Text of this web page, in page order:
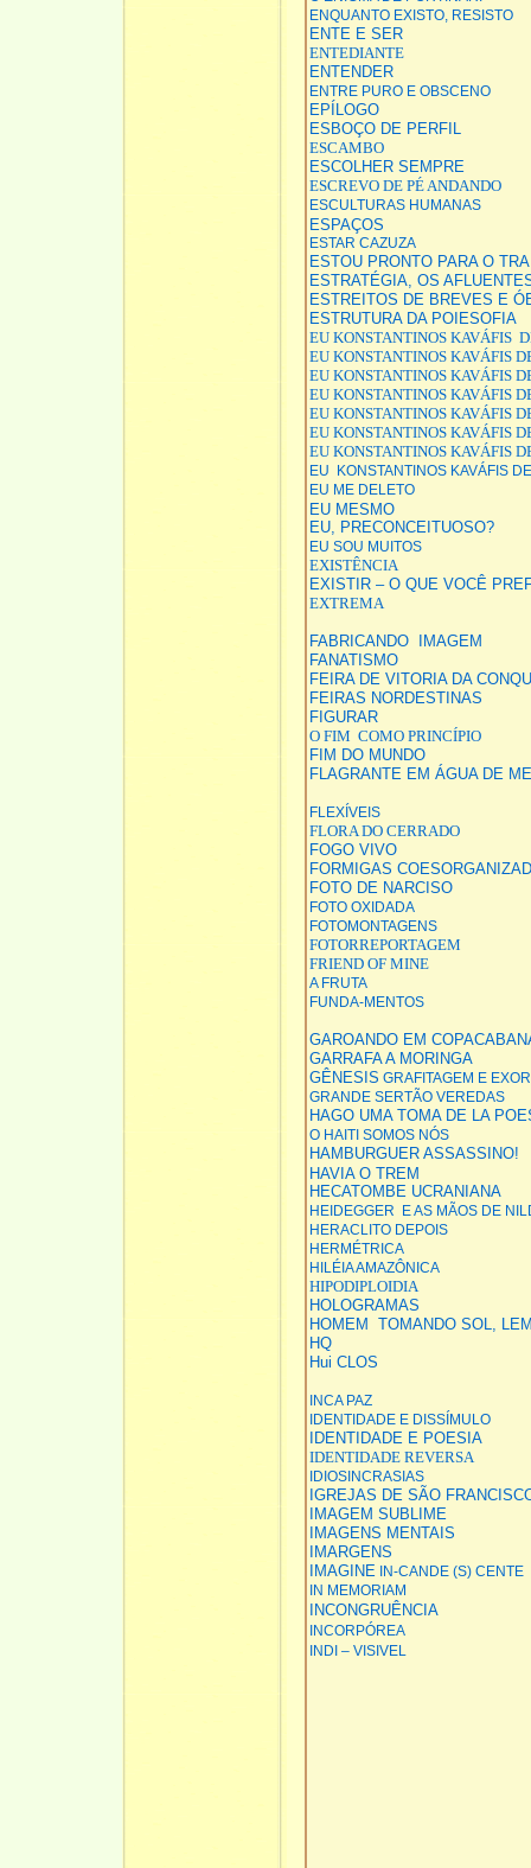
ENQUANTO EXISTO, RESISTO
ENTE E SER
ENTEDIANTE
ENTENDER
ENTRE PURO E OBSCENO
EPÍLOGO
ESBOÇO DE PERFIL
ESCAMBO
ESCOLHER SEMPRE
ESCREVO DE PÉ ANDANDO
ESCULTURAS HUMANAS
ESPAÇOS
ESTAR CAZUZA
ESTOU PRONTO PARA O
ESTRATÉGIA, OS
ESTREITOS DE BREVES E
ESTRUTURA DA POIESOFIA
EU KONSTANTINOS KAVÁFIS
EU KONSTANTINOS KAVÁFIS
EU KONSTANTINOS KAVÁFIS
EU KONSTANTINOS KAVÁFIS
EU KONSTANTINOS KAVÁFIS
EU KONSTANTINOS KAVÁFIS
EU KONSTANTINOS KAVÁFIS
EU KONSTANTINOS KAVÁFIS
EU ME DELETO
EU MESMO
EU, PRECONCEITUOSO?
EU SOU MUITOS
EXISTÊNCIA
EXISTIR – O QUE VOCÊ
EXTREMA
FABRICANDO IMAGEM
FANATISMO
FEIRA DE VITORIA DA
FEIRAS NORDESTINAS
FIGURAR
O FIM COMO PRINCÍPIO
FIM DO MUNDO
FLAGRANTE EM ÁGUA DE
FLEXÍVEIS
FLORA DO CERRADO
FOGO VIVO
FORMIGAS
FOTO DE NARCISO
FOTO OXIDADA
FOTOMONTAGENS
FOTORREPORTAGEM
FRIEND OF MINE
A FRUTA
FUNDA-MENTOS
GAROANDO EM
GARRAFA A MORINGA
GÊNESIS GRAFITAGEM E
GRANDE SERTÃO VEREDAS
HAGO UMA TOMA DE LA
O HAITI SOMOS NÓS
HAMBURGUER ASSASSINO!
HAVIA O TREM
HECATOMBE UCRANIANA
HEIDEGGER E AS MÃOS DE
HERACLITO DEPOIS
HERMÉTRICA
HILÉIA AMAZÔNICA
HIPODIPLOIDIA
HOLOGRAMAS
HOMEM TOMANDO SOL,
HQ
Hui CLOS
INCA PAZ
IDENTIDADE E DISSÍMULO
IDENTIDADE E POESIA
IDENTIDADE REVERSA
IDIOSINCRASIAS
IGREJAS DE SÃO
IMAGEM SUBLIME
IMAGENS MENTAIS
IMARGENS
IMAGINE IN-CANDE (S) CENTE
IN MEMORIAM
INCONGRUÊNCIA
INCORPÓREA
INDI – VISIVEL